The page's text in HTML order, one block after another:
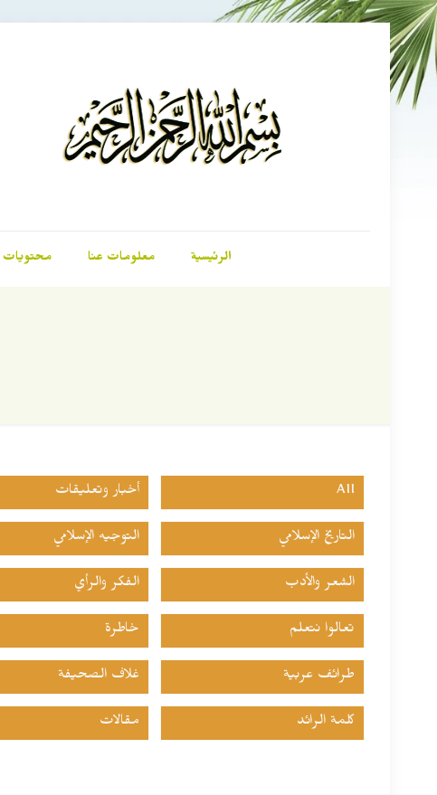
الرئيسية معلومات عنا محتويات
All أخبار وتعليقات
التاريخ الإسلامي التوجيه الإسلامي
الشعر والأدب الفكر والرأي
تعالوا نتعلم خاطرة
طرائف عربية غلاف الصحيفة
كلمة الرائد مقالات